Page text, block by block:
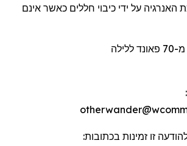
על ידי כיבוי חללים כאשר אינם
70
פאונד ללילה
:
זו זמינות בכתובות: